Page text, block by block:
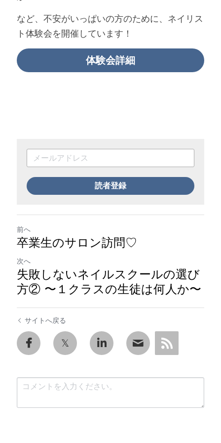
など、不安がいっぱいの方のために、ネイリス
ト体験会を開催しています！
体験会詳細
読者登録
前へ
卒業生のサロン訪問♡
次へ
失敗しないネイルスクールの選び
方② 〜１クラスの生徒は何人か〜
サイトへ戻る